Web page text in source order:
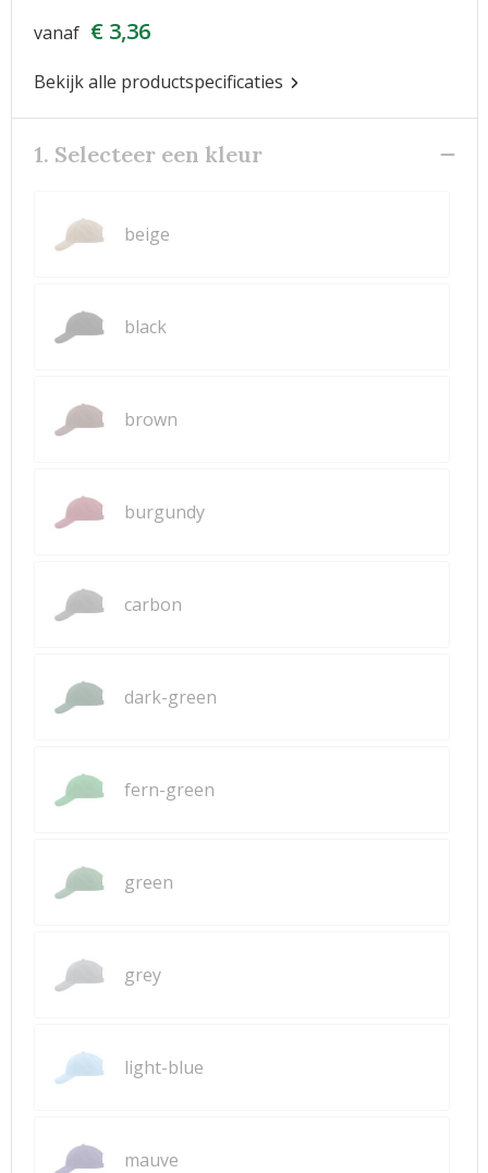
vanaf € 3,36
Bekijk alle productspecificaties
1. Selecteer een kleur
beige
black
brown
burgundy
carbon
dark-green
fern-green
green
grey
light-blue
mauve